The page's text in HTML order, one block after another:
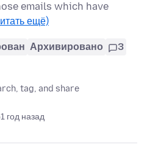
emails which have
ещё)
Архивировано
3
tag, and share
1 год назад